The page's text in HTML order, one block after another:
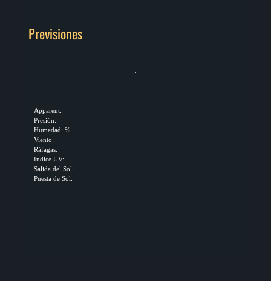
Previsiones
Apparent:
Presión:
Humedad: %
Viento:
Ráfagas:
Indice UV:
Salida del Sol:
Puesta de Sol: